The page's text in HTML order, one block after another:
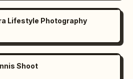
Lifestyle Photography
Shoot